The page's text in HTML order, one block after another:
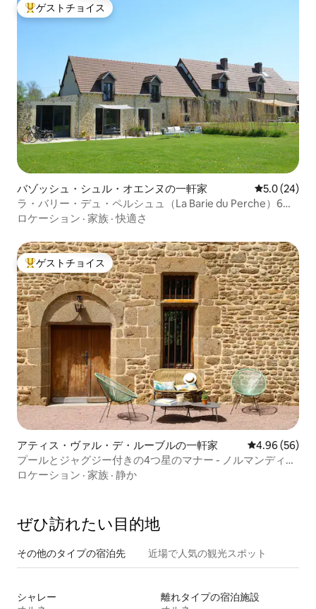
大好評のゲストチョイスです。
ゲストチョイス
バゾッシュ・シュル・オエンヌの一軒家 レビュー24
5.0 (24)
ラ・バリー・デュ・ペルシュュ（La Barie du Perche）6名
様用
ロケーション · 家族 ·快適さ
大好評のゲストチョイスです。
ゲストチョイス
アティス・ヴァル・デ・ルーブルの一軒家 レビュー56
4.96 (56)
プールとジャグジー付きの4つ星のマナー - ノルマンディー
の中心部
ロケーション · 家族 · 静か
ぜひ訪⁠れ⁠た⁠い目⁠的⁠地
その他のタ⁠イ⁠プ⁠の宿⁠泊⁠先 近場で人気の観光スポット
シャレー
離れタイプの宿泊施設